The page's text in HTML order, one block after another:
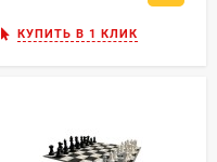
КУПИТЬ В 1 КЛИК